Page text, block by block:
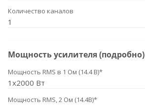
Количество каналов
1
Мощность усилителя (подробно)
Мощность RMS в 1 Ом (14.4 В)*
1x2000 Вт
Мощность RMS, 2 Ом (14.4В)*